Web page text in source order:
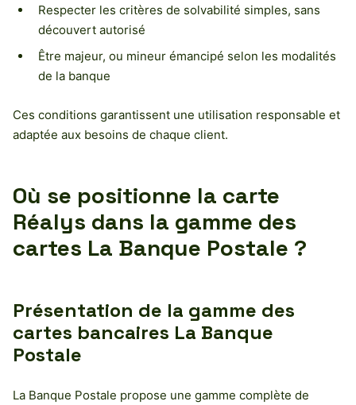
Respecter les critères de solvabilité simples, sans
découvert autorisé
Être majeur, ou mineur émancipé selon les modalités
de la banque
Ces conditions garantissent une utilisation responsable et
adaptée aux besoins de chaque client.
Où se positionne la carte
Réalys dans la gamme des
cartes La Banque Postale ?
Présentation de la gamme des
cartes bancaires La Banque
Postale
La Banque Postale propose une gamme complète de